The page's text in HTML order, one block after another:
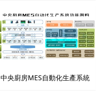
中央廚房MES自動化生產系統